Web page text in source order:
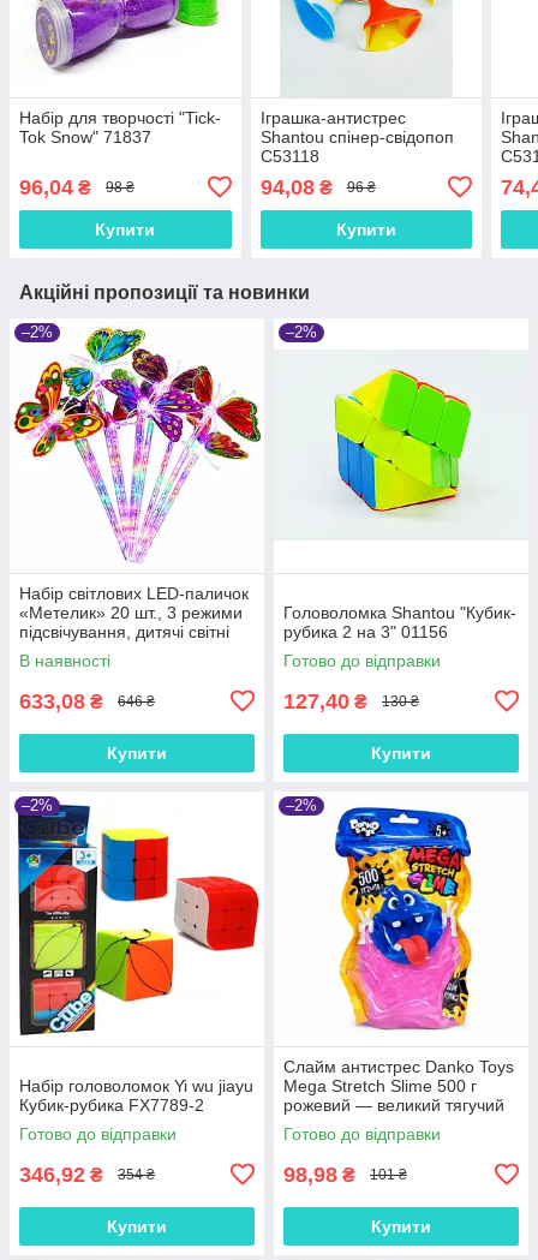
Набір для творчості "Tick-
Tok Snow" 71837
96,04 ₴ 98 ₴
Купити
Іграшка-антистрес
Shantou спінер-свідопоп
C53118
94,08₴ 96 ₴
Купити
Акційні пропозиції та новинки
–2%
Набір світлових LED-паличок
«Метелик» 20 шт., 3 режими
підсвічування, дитячі світні
палички, батарейки в
комплекті, 46 см
В наявності
633,08 ₴ 646 ₴
Купити
–2%
Головоломка Shantou "Кубик-
рубика 2 на 3" 01156
Готово до відправки
127,40 ₴ 130 ₴
Купити
–2%
Набір головоломок Yi wu jiayu
Кубик-рубика FX7789-2
Готово до відправки
346,92 ₴ 354 ₴
Купити
–2%
Слайм антистрес Danko Toys
Mega Stretch Slime 500 г
рожевий — великий тягучий
slime для зняття стресу, арт.
SLM-12-02U
Готово до відправки
98,98 ₴ 101 ₴
Купити